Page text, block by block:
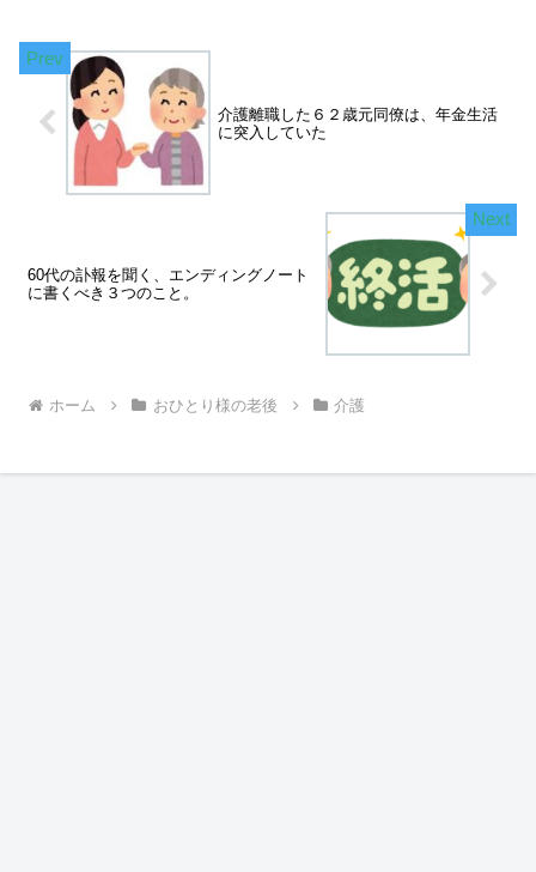
介護離職した６２歳元同僚は、年金生活
に突入していた
60代の訃報を聞く、エンディングノート
に書くべき３つのこと。
ホーム おひとり様の老後 介護